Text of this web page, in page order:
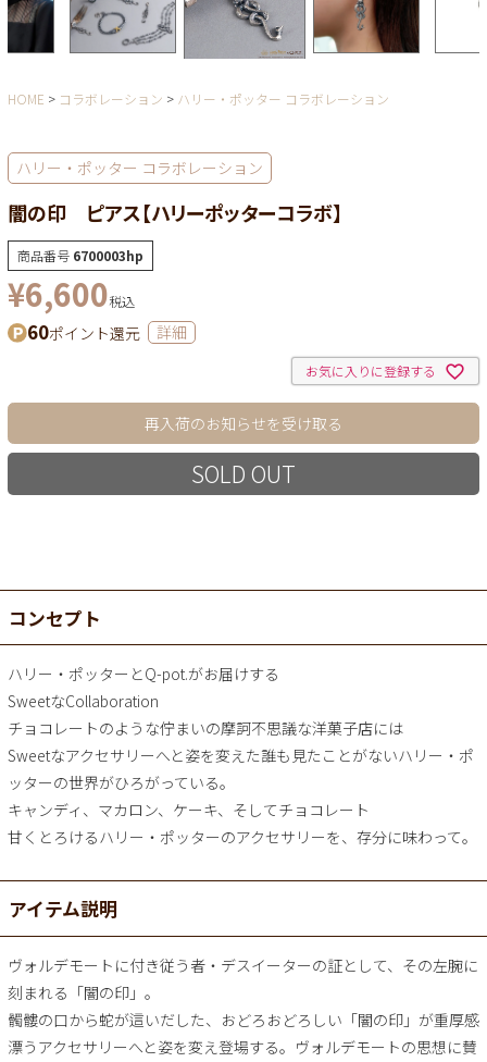
HOME コラボレーション ハリー・ポッター コラボレーション
ハリー・ポッター コラボレーション
闇の印 ピアス【ハリーポッターコラボ】
商品番号 6700003hp
¥6,600税込
60ポイント還元 詳細
お気に入りに登録する
再入荷のお知らせを受け取る
SOLD OUT
コンセプト
ハリー・ポッターとQ-pot.がお届けする
SweetなCollaboration
チョコレートのような佇まいの摩訶不思議な洋菓子店には
Sweetなアクセサリーへと姿を変えた誰も見たことがないハリー・ポ
ッターの世界がひろがっている。
キャンディ、マカロン、ケーキ、そしてチョコレート
甘くとろけるハリー・ポッターのアクセサリーを、存分に味わって。
アイテム説明
ヴォルデモートに付き従う者・デスイーターの証として、その左腕に
刻まれる「闇の印」。
髑髏の口から蛇が這いだした、おどろおどろしい「闇の印」が重厚感
漂うアクセサリーへと姿を変え登場する。ヴォルデモートの思想に賛